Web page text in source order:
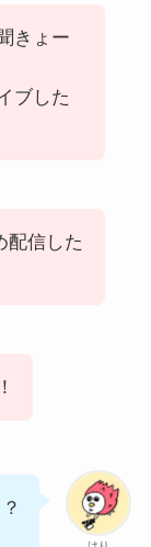
きょー
ブした
配信した